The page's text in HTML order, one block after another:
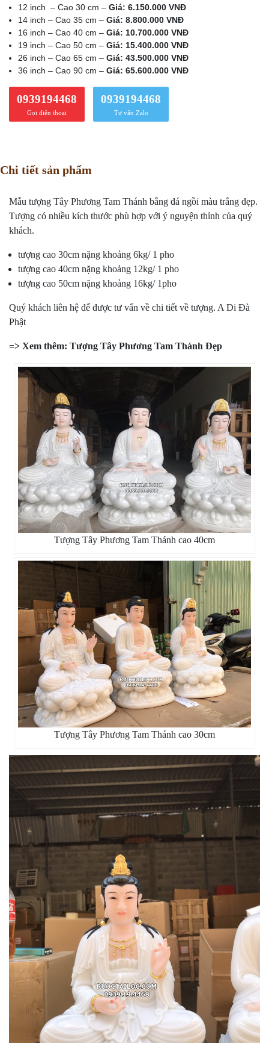
12 inch – Cao 30 cm – Giá: 6.150.000 VNĐ
14 inch – Cao 35 cm – Giá: 8.800.000 VNĐ
16 inch – Cao 40 cm – Giá: 10.700.000 VNĐ
19 inch – Cao 50 cm – Giá: 15.400.000 VNĐ
26 inch – Cao 65 cm – Giá: 43.500.000 VNĐ
36 inch – Cao 90 cm – Giá: 65.600.000 VNĐ
0939194468
Gọi điện thoại
0939194468
Tư vấn Zalo
Chi tiết sản phẩm
Mẫu tượng Tây Phương Tam Thánh bằng đá ngồi màu trắng đẹp.
Tượng có nhiều kích thước phù hợp với ý nguyện thỉnh của quý
khách.
tượng cao 30cm nặng khoảng 6kg/ 1 pho
tượng cao 40cm nặng khoảng 12kg/ 1 pho
tượng cao 50cm nặng khoảng 16kg/ 1pho
Quý khách liên hệ để được tư vấn về chi tiết về tượng. A Di Đà
Phật
=> Xem thêm: Tượng Tây Phương Tam Thánh Đẹp
Tượng Tây Phương Tam Thánh cao 40cm
Tượng Tây Phương Tam Thánh cao 30cm